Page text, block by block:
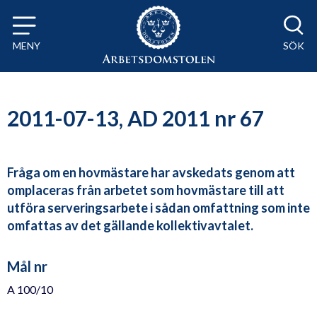
Till innehåll på sidan x
MENY SÖK
2011-07-13, AD 2011 nr 67
Fråga om en hovmästare har avskedats genom att
omplaceras från arbetet som hovmästare till att
utföra serveringsarbete i sådan omfattning som inte
omfattas av det gällande kollektivavtalet.
Mål nr
A 100/10